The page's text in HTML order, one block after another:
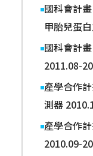
國科會計
甲胎兒蛋
國科會計
2011.08-
產學合作
測器
產學合作
2010.09-